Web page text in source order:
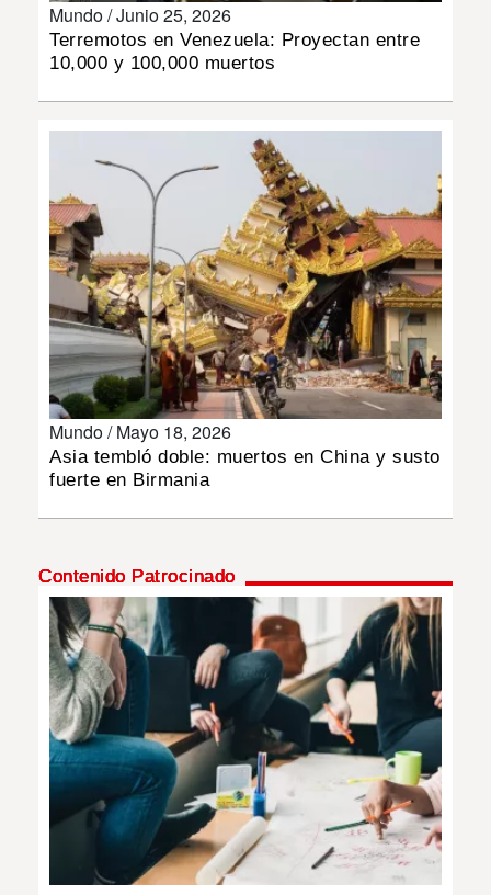
DEPORTES
MUNDO
MULTIMEDIA
IMPRESO
Mundo /Junio 25, 2026
Terremotos en Venezuela: Proyectan entre
10,000 y 100,000 muertos
Mundo /Mayo 18, 2026
Asia tembló doble: muertos en China y susto
fuerte en Birmania
Contenido Patrocinado